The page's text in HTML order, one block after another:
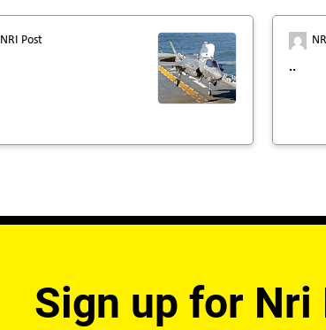
NRI Post
..
Sign up for Nri